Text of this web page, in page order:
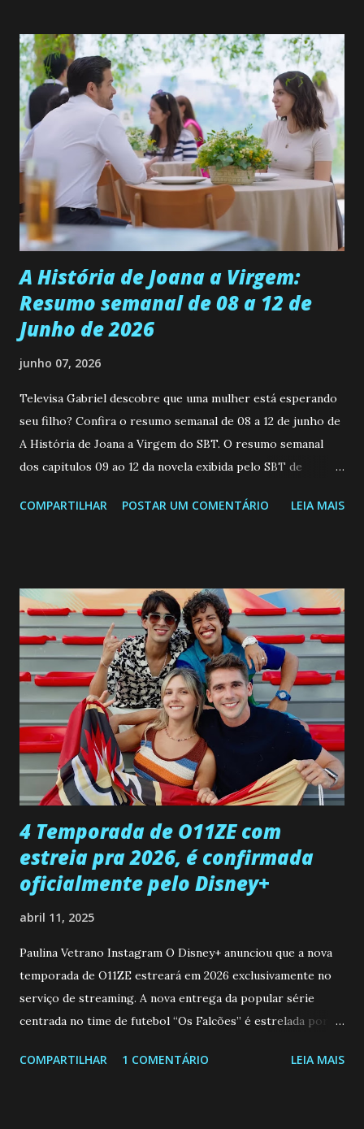
permanecer virgem até encontrar o homem que realmente
ama, o que não é fácil, já que dedica todas as suas energias a
se aprimorar, trabalhando, estudando e se orgulhando de
ser a primeira mulher da família a ingressar na
universidade. Ela tem uma personalidade muito alegre, é
muito madura para a idade, determinada, criativa e
empática. Detesta injustiças e é uma ótima amiga. Pode ser
teimosa e muito persistente quando decide fazer algo.
Durante um exame ginecológico, ela é inseminada por eng...
A História de Joana a Virgem:
Resumo semanal de 08 a 12 de
Junho de 2026
junho 07, 2026
Televisa Gabriel descobre que uma mulher está esperando
seu filho? Confira o resumo semanal de 08 a 12 de junho de
A História de Joana a Virgem do SBT. O resumo semanal
dos capitulos 09 ao 12 da novela exibida pelo SBT de
a Programação Semanal do SBT de 08/06/26 a 14/06/26
confessa a Gabriel que ele demonstrou ser o tipo de
pessoa que ela tanto desejou durante toda a vida. Camila
entra no quarto de Gabriel e imagina como seria o
encontro deles, quando conseguir seduzi-lo. Manuel avisa a
Paula sobre a suposta infidelidade de Gabriel com Joana.
Rogerio consegue se livrar de todas as suspeitas pelo
desaparecimento de Francisco, apontando que ele poderia
ter sido vítima da fúria de Gabriel. Artur informa a Gabriel
que a clínica inseminou por engano outra paciente, que está
...
COMPARTILHAR POSTAR UM COMENTÁRIO LEIA MAIS
4 Temporada de O11ZE com
estreia pra 2026, é confirmada
oficialmente pelo Disney+
abril 11, 2025
Paulina Vetrano Instagram O Disney+ anunciou que a nova
temporada de O11ZE estreará em 2026 exclusivamente no
serviço de streaming. A nova entrega da popular série
centrada no time de futebol “Os Falcões” é estrelada por
Brum (Dedé), que voltam a interpretar seus personagens
COMPARTILHAR 1 COMENTÁRIO LEIA MAIS